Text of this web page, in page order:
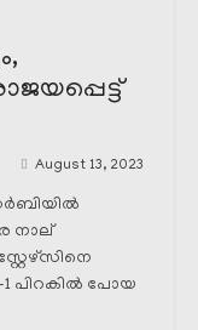
August 13, 2023
നാല്
1 പിറകിൽ പോയ